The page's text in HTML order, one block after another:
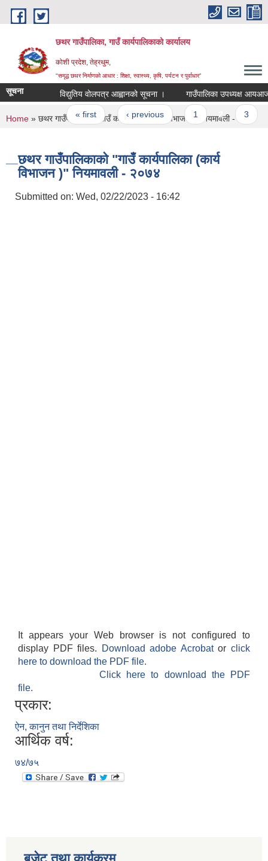
Skip to main content
छथर गाउँपालिका, गाउँ कार्यपालिकाको कार्यालय
कोशी प्रदेश, तेह्रथुम,
"समृद्ध छथर निर्माणको आधार : शिक्षा, स्वास्थ्य, कृषि, पर्यटन र पुर्वाधार”
सूचना विद्युतिय वोलपत्र आह्वानको सूचना । गाउँपालिका उपध्यक्ष आयआर्जन
Pages
« first ‹ previous 1 2 3
You are here
Home » छथर गाउँपालिकाको "गाउँ कार्यपालिका (कार्य विभाजन )" नियमावली - २०७४
छथर गाउँपालिकाको "गाउँ कार्यपालिका (कार्य
विभाजन )" नियमावली - २०७४
Submitted on: Wed, 02/22/2023 - 16:42
It appears your Web browser is not configured to
display PDF files.
Download adobe Acrobatorclick
here to download the PDF file.
Click here to download the PDF
file.
प्रकार:
ऐन, कानुन तथा निर्देशिका
आर्थिक वर्ष:
७४/७५